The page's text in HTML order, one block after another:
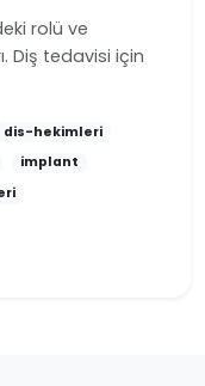
rolü ve
Diş tedavisi için
dis-hekimleri
implant